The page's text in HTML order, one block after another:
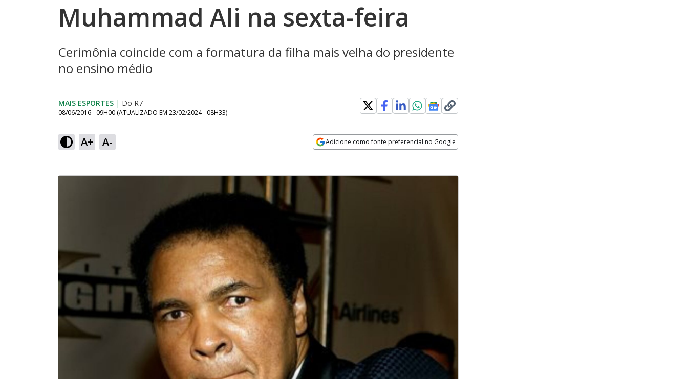
Muhammad Ali na sexta-feira
Cerimônia coincide com a formatura da filha mais velha do presidente
no ensino médio
MAIS ESPORTES | Do R7
08/06/2016 - 09H00 (ATUALIZADO EM 23/02/2024 - 08H33)
A+ A- Adicione como fonte preferencial no Google